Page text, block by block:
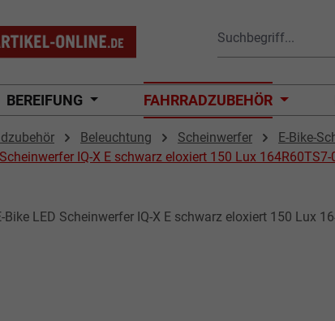
BEREIFUNG FAHRRADZUBEHÖR
Beleuchtung Scheinwerfer
E-Bike-
IQ-X E schwarz eloxiert 150 Lux 164R60TS7-